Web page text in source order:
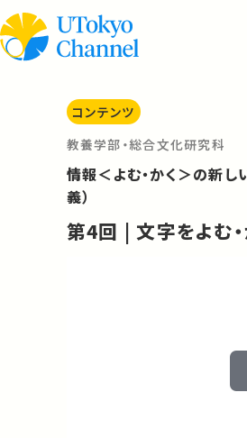
コンテンツ
教養学部・総合文化研究科
情報＜よむ・かく＞の新
義）
第4回 | 文字をよむ・